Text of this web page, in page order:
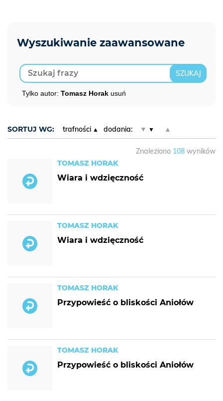
Tylko autor: Tomasz Horak usuń
SORTUJ WG: trafności dodania: ▼ ▲
Znaleziono 108 wyników
TOMASZ HORAK
Wiara i wdzięczność
TOMASZ HORAK
Wiara i wdzięczność
TOMASZ HORAK
Przypowieść o bliskości Aniołów
TOMASZ HORAK
Przypowieść o bliskości Aniołów